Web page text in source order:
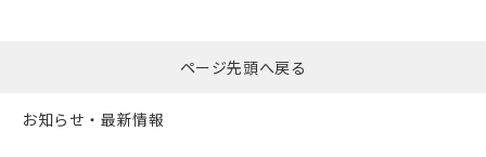
ページ先頭へ戻る
お知らせ・最新情報